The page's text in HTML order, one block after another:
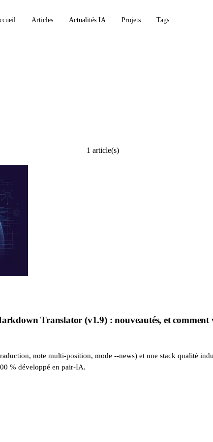
Articles Actualités IA Projets Tags
1 article(s)
Translator (v1.9) : nouveautés, et comment
note multi-position, mode --news) et une stack qualité
% développé en pair-IA.